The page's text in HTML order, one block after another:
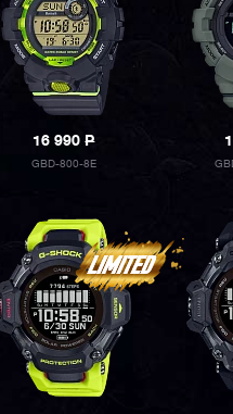
16 990P
GBD-800-8E